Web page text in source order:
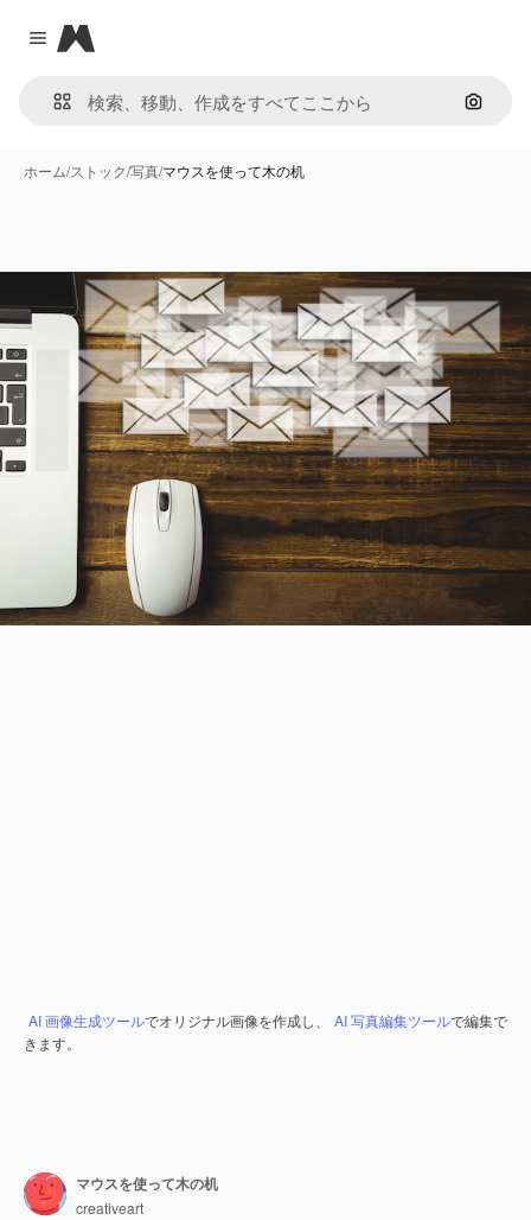
Close menu
Magnific
画像で
ホーム/ストック/写真/マウスを使って木の机
AI 画像生成ツールでオリジナル画像を作成し、 AI 写真編集ツールで編集で
きます。
マウスを使って木の机
creativeart